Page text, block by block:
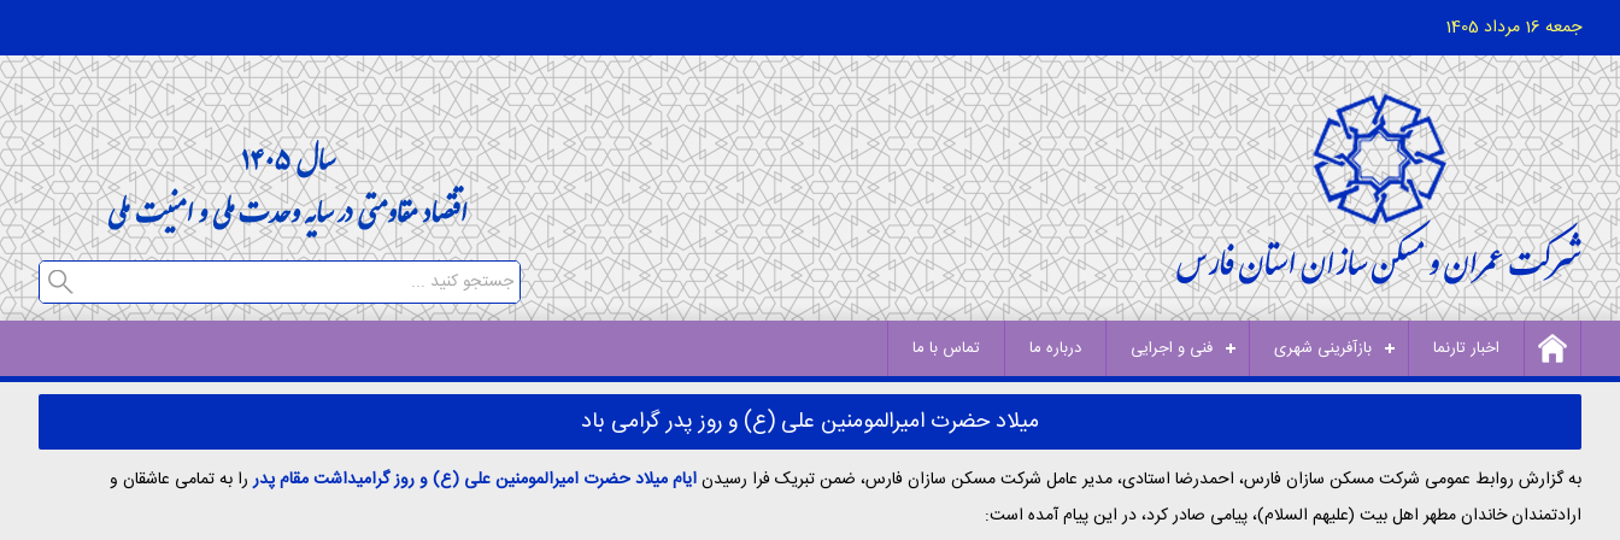
جمعه 16 مرداد 1405
اخبار تارنما بازآفرینی شهری فنی و اجرایی درباره ما تماس با ما
میلاد حضرت امیرالمومنین علی (ع) و روز پدر گرامی باد
به گزارش روابط عمومی شرکت مسکن سازان فارس، احمدرضا استادی، مدیر عامل شرکت مسکن سازان فارس، ضمن تبریک فرا رسیدنایام میلاد حضرت امیرالمومنین علی (ع) و روز گرامیداشت مقام پدررا به تمامی عاشقان و
ارادتمندان خاندان مطهر اهل بیت (علیهم السلام)، پیامی صادر کرد، در این پیام آمده است: